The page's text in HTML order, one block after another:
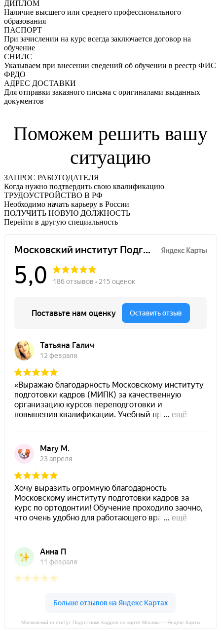
ДИПЛОМ
Наличие высшего или среднего профессионального
образования
ПАСПОРТ
При зачислении на курс всегда заключается договор на
обучение
СНИЛС
Указываем при внесении сведений об обучении в реестр ФИС
ФРДО
АДРЕС ДОСТАВКИ
Для отправки заказного письма с оригиналами выданных
документов
Поможем решить вашу
ситуацию
ЗАПРОС РАБОТОДАТЕЛЯ
Когда нужно подтвердить свою квалификацию
ТРУДОУСТРОЙСТВО В РФ
Необходимо начать карьеру в России
ПОЛУЧИТЬ НОВУЮ ДОЛЖНОСТЬ
Перейти в другую специальность
Московский институт Подготовки Кадров на карте Москвы — Яндекс Карты